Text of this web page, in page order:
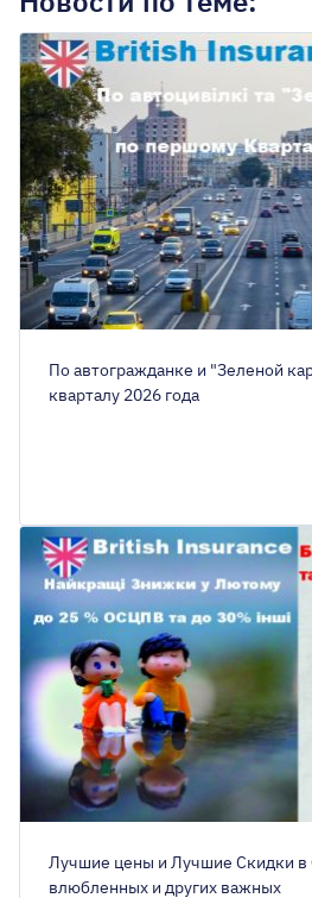
По автогражданке и "Зеленой
кварталу 2026 года
Лучшие цены и Лучшие Скидки в
влюбленных и других важных